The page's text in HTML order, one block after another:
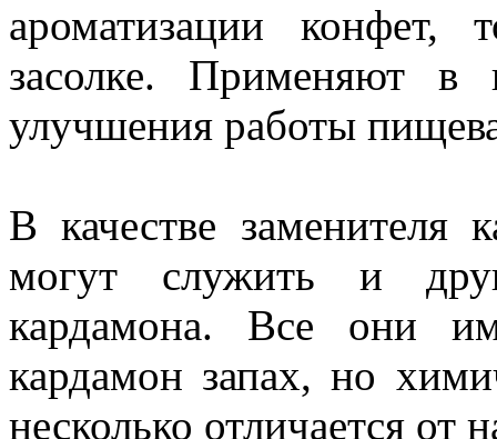
ароматизации конфет,
засолке. Применяют
улучшения работы
В качестве заменителя
могут служить и
кардамона. Все они
кардамон запах, но
несколько отличается от